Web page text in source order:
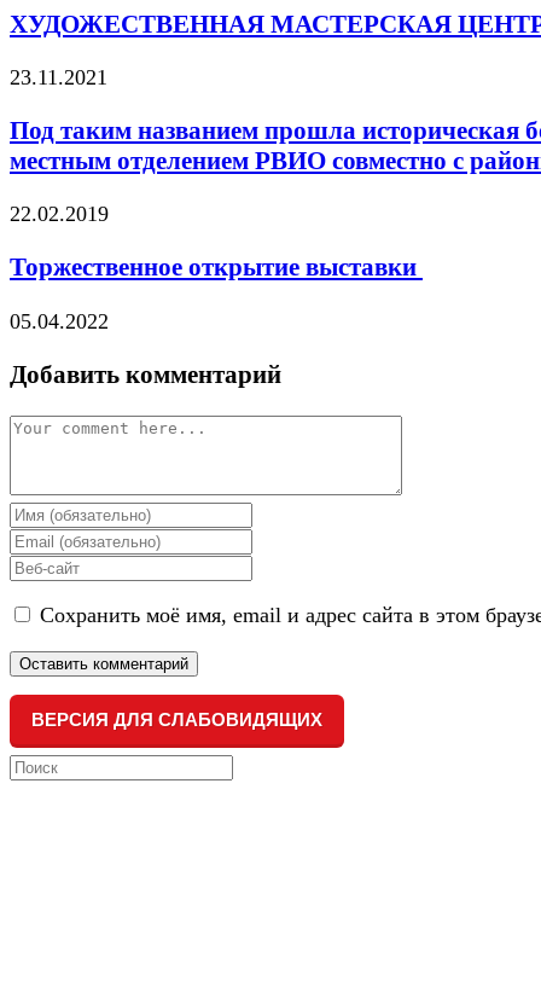
ХУДОЖЕСТВЕННАЯ МАСТЕРСКАЯ
23.11.2021
Под таким названием прошла историческая
местным отделением РВИО совместно с
22.02.2019
Торжественное открытие выставки
05.04.2022
Добавить комментарий
Comment
Enter
your
name
or
username
comment
Enter
your
email
address
comment
Enter
website
(optional)
Сохранить моё имя, email и адрес сайта в этом
ВЕРСИЯ ДЛЯ СЛАБОВИДЯЩИХ
Search